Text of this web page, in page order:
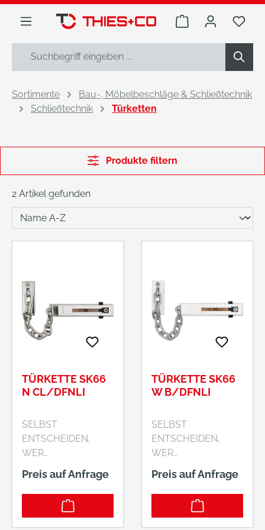
springen
Warenkorb Du
Sortimente
Bau-, Möbelbeschläge & Schließtechnik
Schließtechnik
Türketten
Produkte filtern
2 Artikel gefunden
TÜRKETTE SK66
N CL/DFNLI
SELBST
ENTSCHEIDEN,
WER
HEREINKOMMT
Robuste Türkette mit
Kindersicherung für
Ihre Haus- und
Preis auf Anfrage
TÜRKETTE SK66
W B/DFNLI
SELBST
ENTSCHEIDEN,
WER
HEREINKOMMT
Robuste Türkette mit
Kindersicherung für
Ihre Haus- und
Preis auf Anfrage